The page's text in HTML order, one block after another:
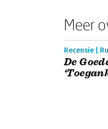
Meer
Recensie |
De